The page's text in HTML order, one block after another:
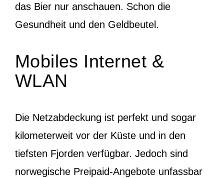
das Bier nur anschauen. Schon die
Gesundheit und den Geldbeutel.
Mobiles Internet &
WLAN
Die Netzabdeckung ist perfekt und sogar
kilometerweit vor der Küste und in den
tiefsten Fjorden verfügbar. Jedoch sind
norwegische Preipaid-Angebote unfassbar